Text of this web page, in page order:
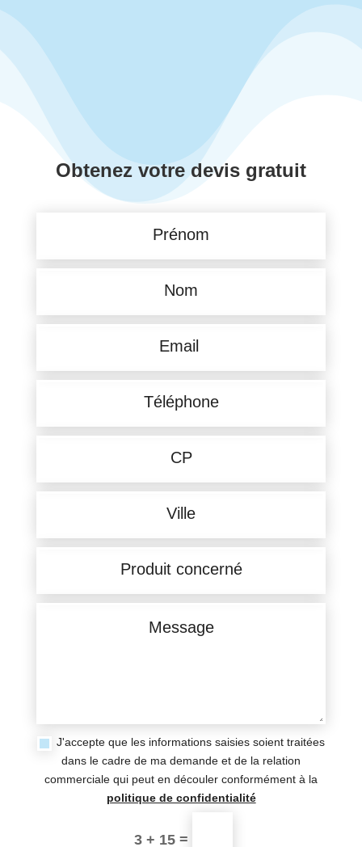
Obtenez votre devis gratuit
J'accepte que les informations saisies soient traitées
dans le cadre de ma demande et de la relation
commerciale qui peut en découler conformément à la
politique de confidentialité
3 + 15 =